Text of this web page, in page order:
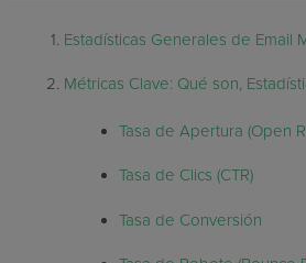
Estadísticas Generales de Email
Métricas Clave: Qué son,
Tasa de Apertura (Open
Tasa de Clics (CTR)
Tasa de Conversión